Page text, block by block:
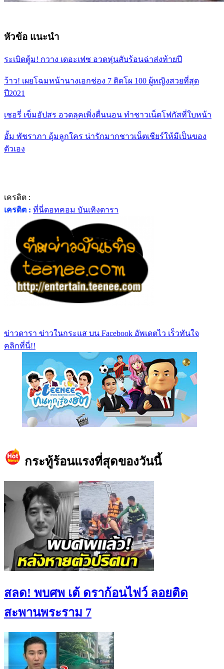
หัวข้อ แนะนำ
ระเบิดตู้ม! กวาง เดอะเฟซ อวดหุ่นสับร้อนฉ่าส่งท้ายปี
ว้าว! เผยโฉมหน้านางเอกช่อง 7 ติดโผ 100 ผู้หญิงสวยที่สุด
ปี2021
เชอรี่ เข็มอัปสร อวดลุคเพิ่งตื่นนอน ทำชาวเน็ตโฟกัสที่ใบหน้า
อั้ม พัชราภา อุ้มลูกใคร น่ารักมากชาวเน็ตเชียร์ให้มีเป็นของ
ตัวเอง
เครดิต :
เครดิต : ที่นี่ดอทคอม บันเทิงดารา
ข่าวดารา ข่าวในกระแส บน Facebook อัพเดตไว เร็วทันใจ
คลิกที่นี่!!
กระทู้ร้อนแรงที่สุดของวันนี้
สลด! พบศพ เต้ ดราก้อนไฟว์ ลอยติด
สะพานพระราม 7